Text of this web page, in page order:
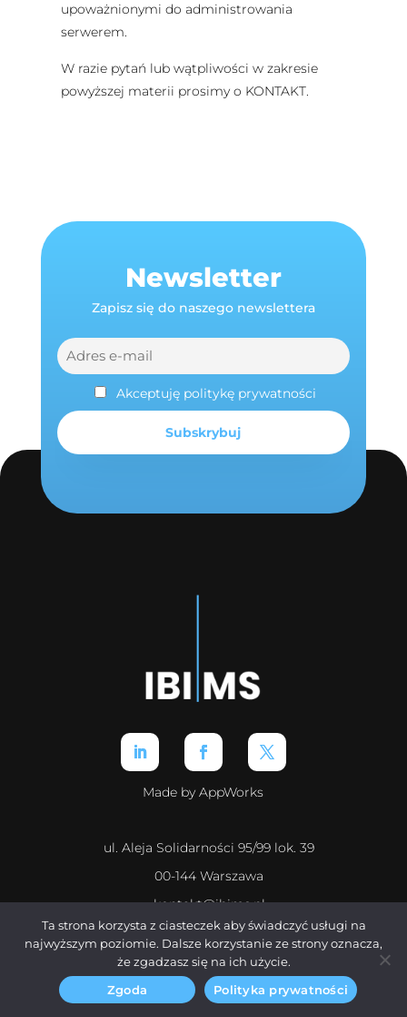
upoważnionymi do administrowania
serwerem.
W razie pytań lub wątpliwości w zakresie
powyższej materii prosimy o KONTAKT.
Newsletter
Zapisz się do naszego newslettera
Akceptuję politykę prywatności
Made by AppWorks
ul. Aleja Solidarności 95/99 lok. 39
00-144 Warszawa
kontakt@ibims.pl
+48 500 071 278
O nas
Ta strona korzysta z ciasteczek aby świadczyć usługi na
najwyższym poziomie. Dalsze korzystanie ze strony oznacza,
że zgadzasz się na ich użycie.
Zgoda
Polityka prywatności